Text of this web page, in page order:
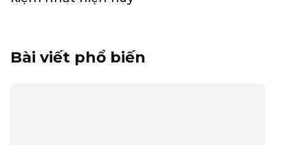
Bài viết phổ biến